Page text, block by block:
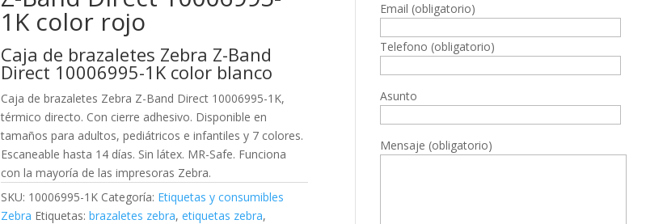
1K color rojo
Caja de brazaletes Zebra Z-Band
Direct 10006995-1K color blanco
Caja de brazaletes Zebra Z-Band Direct 10006995-1K,
térmico directo. Con cierre adhesivo. Disponible en
tamaños para adultos, pediátricos e infantiles y 7 colores.
Escaneable hasta 14 días. Sin látex. MR-Safe. Funciona
con la mayoría de las impresoras Zebra.
SKU: 10006995-1K Categoría: Etiquetas y consumibles
Zebra Etiquetas:brazaletes zebra,etiquetas zebra,
Email (obligatorio)
Telefono (obligatorio)
Asunto
Mensaje (obligatorio)